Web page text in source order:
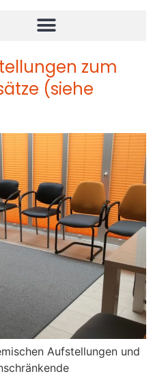
zum
(siehe
Aufstellungen und